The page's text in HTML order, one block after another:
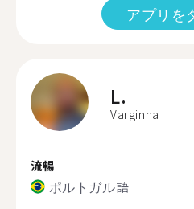
アプリを
L.
Varginha
流暢
ポルトガル語